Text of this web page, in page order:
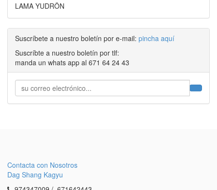
LAMA YUDRÖN
Suscríbete a nuestro boletín por e-mail: pincha aquí
Suscríbte a nuestro boletín por tlf:
manda un whats app al 671 64 24 43
Contacta con Nosotros
Dag Shang Kagyu